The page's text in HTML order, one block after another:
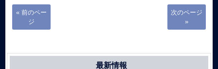
« 前のペー
ジ
次のページ
»
最新情報